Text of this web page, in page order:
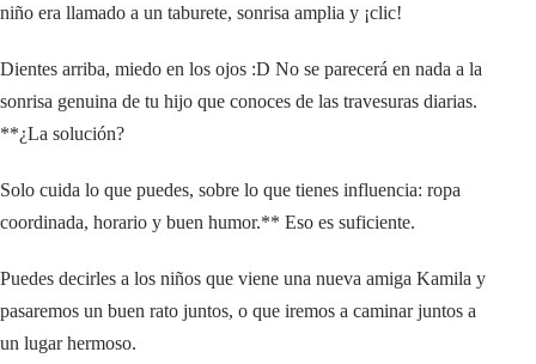
niño era llamado a un taburete, sonrisa amplia y ¡clic!
Dientes arriba, miedo en los ojos :D No se parecerá en nada a la
sonrisa genuina de tu hijo que conoces de las travesuras diarias.
**¿La solución?
Solo cuida lo que puedes, sobre lo que tienes influencia: ropa
coordinada, horario y buen humor.** Eso es suficiente.
Puedes decirles a los niños que viene una nueva amiga Kamila y
pasaremos un buen rato juntos, o que iremos a caminar juntos a
un lugar hermoso.